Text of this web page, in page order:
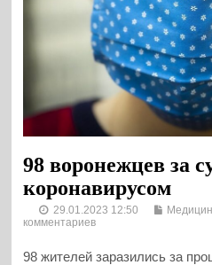
98 воронежцев за
коронавирусом
29.01.2023 12:50
комментариев
98 жителей заразились за